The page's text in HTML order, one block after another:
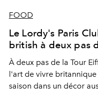
FOOD
Le Lordy's Paris
british à deux pas
À deux pas de la Tour
l'art de vivre
saison dans un décor